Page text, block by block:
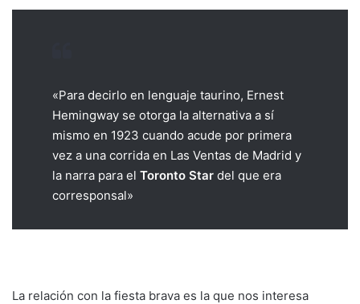
«Para decirlo en lenguaje taurino, Ernest
Hemingway se otorga la alternativa a sí
mismo en 1923 cuando acude por primera
vez a una corrida en Las Ventas de Madrid y
la narra para el Toronto Star del que era
corresponsal»
La relación con la fiesta brava es la que nos interesa